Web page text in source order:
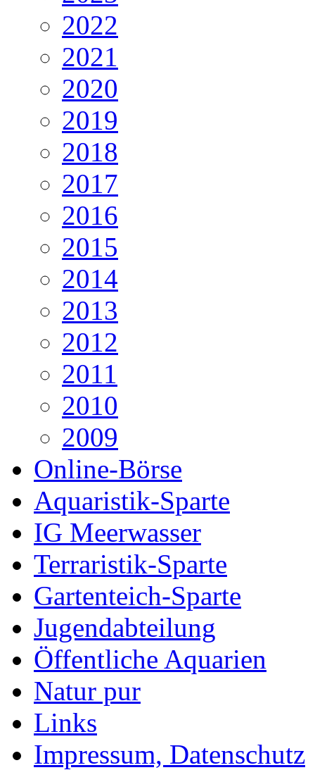
2022
2021
2020
2019
2018
2017
2016
2015
2014
2013
2012
2011
2010
2009
Online-Börse
Aquaristik-Sparte
IG Meerwasser
Terraristik-Sparte
Gartenteich-Sparte
Jugendabteilung
Öffentliche Aquarien
Natur pur
Links
Impressum, Datenschutz